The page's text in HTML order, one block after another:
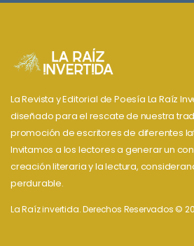
La Revista y Editorial de Poesía La Raíz
diseñado para el rescate de nuestra
promoción de escritores de diferentes
Invitamos a los lectores a generar un
creación literaria y la lectura,
perdurable.
La Raíz invertida. Derechos Reservados ©